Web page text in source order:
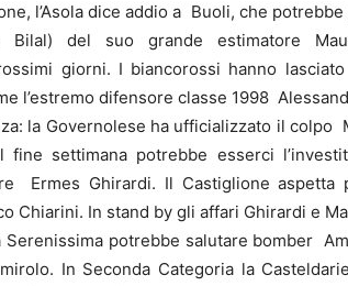
l’Asola dice addio a Buoli, che
Bilal) del suo grande estimatore
giorni. I biancorossi hanno
l’estremo difensore classe 1998
la Governolese ha ufficializzato il colpo
fine settimana potrebbe esserci
Ermes Ghirardi. Il Castiglione
Chiarini. In stand by gli affari Ghirardi e
Serenissima potrebbe salutare bomber
In Seconda Categoria la